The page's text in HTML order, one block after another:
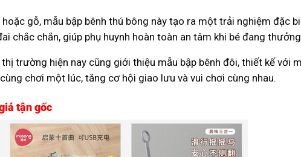
gỗ, mẫu bập bênh thú bông này tạo ra một trải nghiệm đặc
chắc chắn, giúp phụ huynh hoàn toàn an tâm khi bé đang
trường hiện nay cũng giới thiệu mẫu bập bênh đôi, thiết kế với
chơi một lúc, tăng cơ hội giao lưu và vui chơi cùng nhau.
tận gốc